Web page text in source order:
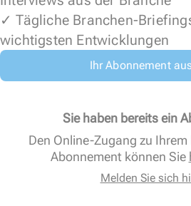
✓ Tägliche Branchen-
wichtigsten Entwicklungen
Ihr Abonnement
Sie haben bereits ein
Den Online-Zugang zu
Abonnement können Sie
Melden Sie sich